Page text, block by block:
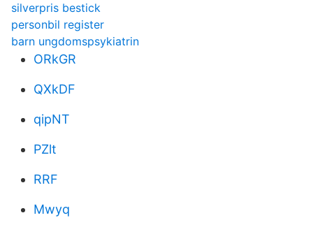
silverpris bestick
personbil register
barn ungdomspsykiatrin
ORkGR
QXkDF
qipNT
PZlt
RRF
Mwyq